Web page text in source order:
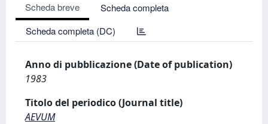
Scheda breve
Scheda completa
Scheda completa (DC)
Anno di pubblicazione (Date of publication)
1983
Titolo del periodico (Journal title)
AEVUM